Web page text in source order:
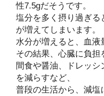
性7.5gだそうです。
塩分を多く摂り過ぎ
が増えてしまいます。
水分が増えると、血液
その結果、心臓に負担
間食や醤油、ドレッ
を減らすなど、
普段の生活から、減塩